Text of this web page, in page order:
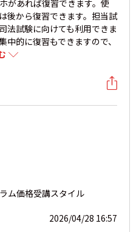
があれば復習できます。使
後から復習できます。担当試
法試験に向けても利用できま
的に復習もできますので、
ム価格受講スタイル
2026/04/28 16:57